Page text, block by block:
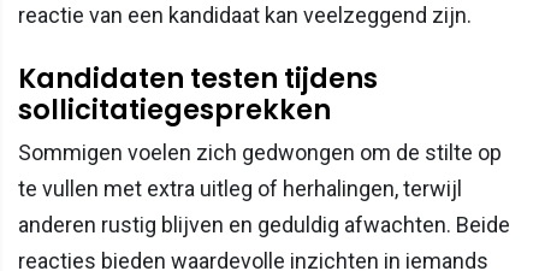
reactie van een kandidaat kan veelzeggend zijn.
Kandidaten testen tijdens
sollicitatiegesprekken
Sommigen voelen zich gedwongen om de stilte op
te vullen met extra uitleg of herhalingen, terwijl
anderen rustig blijven en geduldig afwachten. Beide
reacties bieden waardevolle inzichten in iemands